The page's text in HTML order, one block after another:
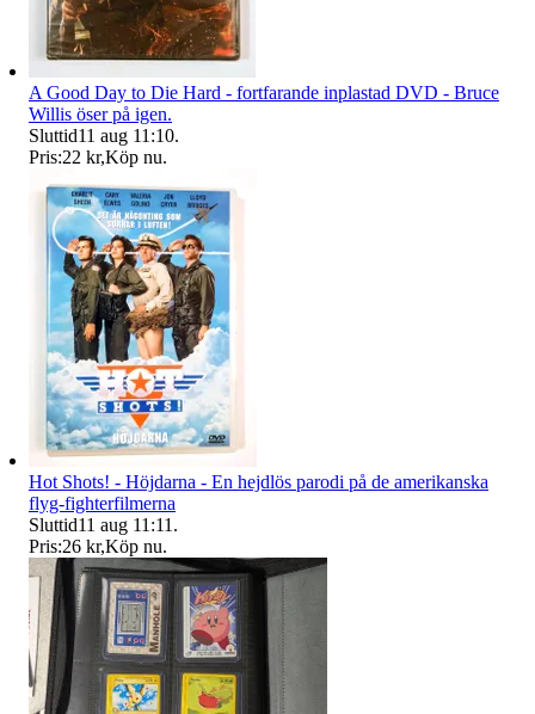
A Good Day to Die Hard - fortfarande inplastad DVD - Bruce
Willis öser på igen.
Sluttid11 aug 11:10.
Pris:22 kr,Köp nu.
Hot Shots! - Höjdarna - En hejdlös parodi på de amerikanska
flyg-fighterfilmerna
Sluttid11 aug 11:11 .
Pris:26 kr,Köp nu.